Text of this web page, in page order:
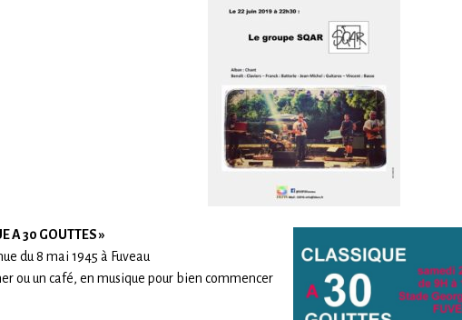
A 30 GOUTTES »
du 8 mai 1945 à Fuveau
ou un café, en musique pour bien commencer